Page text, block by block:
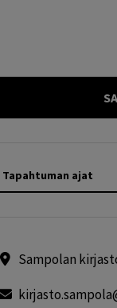
Tapahtuman ajat
Sampolan